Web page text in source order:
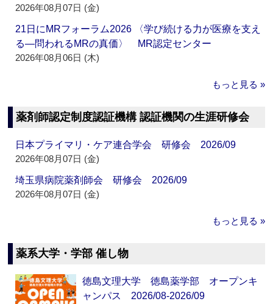
2026年08月07日 (金)
21日にMRフォーラム2026 〈学び続ける力が医療を支え
る―問われるMRの真価〉 MR認定センター
2026年08月06日 (木)
もっと見る »
薬剤師認定制度認証機構 認証機関の生涯研修会
日本プライマリ・ケア連合学会 研修会 2026/09
2026年08月07日 (金)
埼玉県病院薬剤師会 研修会 2026/09
2026年08月07日 (金)
もっと見る »
薬系大学・学部 催し物
徳島文理大学 徳島薬学部 オープンキ
ャンパス 2026/08-2026/09